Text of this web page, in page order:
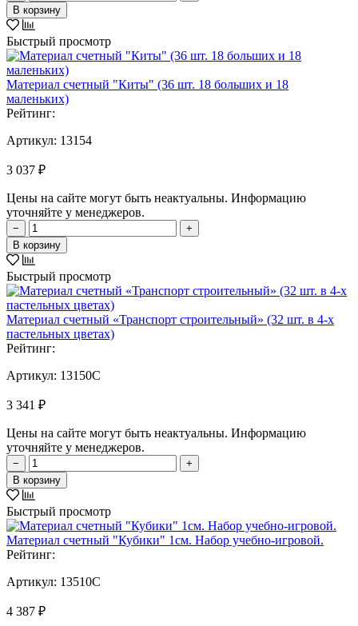
В корзину
Быстрый просмотр
Материал счетный "Киты" (36 шт. 18 больших и 18
маленьких)
Рейтинг:
Артикул: 13154
3 037 ₽
Цены на сайте могут быть неактуальны. Информацию
уточняйте у менеджеров.
−
+
В корзину
Быстрый просмотр
Материал счетный «Транспорт строительный» (32 шт. в 4-х
пастельных цветах)
Рейтинг:
Артикул: 13150C
3 341 ₽
Цены на сайте могут быть неактуальны. Информацию
уточняйте у менеджеров.
−
+
В корзину
Быстрый просмотр
Материал счетный "Кубики" 1см. Набор учебно-игровой.
Рейтинг:
Артикул: 13510C
4 387 ₽